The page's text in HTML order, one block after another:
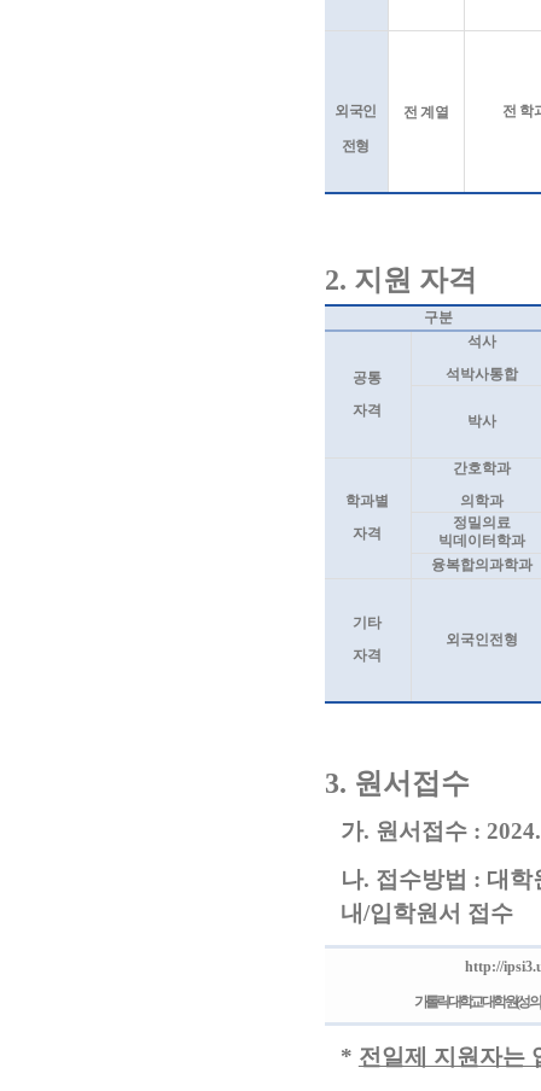
외국인
전형
전 계열 전 학
2. 지원 자격
구분
공통
자격
석사
석박사통합
박사
학과별
자격
간호학과
의학과
정밀의료
빅데이터학과
융복합의과학과
기타
자격
외국인전형
3. 원서접수
가. 원서접수 :
나. 접수방법 : 대학
내/입학원서 접수
http://
가톨릭대학교 대학원(성의
* 전일제 지원자는